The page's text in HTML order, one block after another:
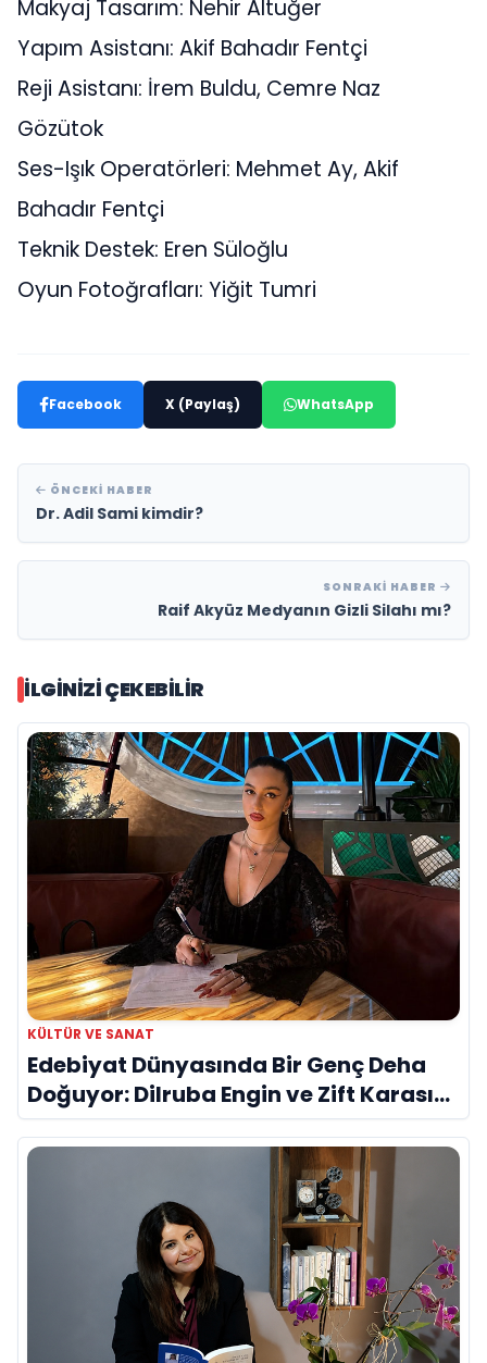
Makyaj Tasarım: Nehir Altuğer
Yapım Asistanı: Akif Bahadır Fentçi
Reji Asistanı: İrem Buldu, Cemre Naz
Gözütok
Ses-Işık Operatörleri: Mehmet Ay, Akif
Bahadır Fentçi
Teknik Destek: Eren Süloğlu
Oyun Fotoğrafları: Yiğit Tumri
Facebook X (Paylaş) WhatsApp
ÖNCEKI HABER
Dr. Adil Sami kimdir?
SONRAKI HABER
Raif Akyüz Medyanın Gizli Silahı mı?
İLGINIZI ÇEKEBILIR
KÜLTÜR VE SANAT
Edebiyat Dünyasında Bir Genç Deha
Doğuyor: Dilruba Engin ve Zift Karası
Evreni ‘AVENOİR’